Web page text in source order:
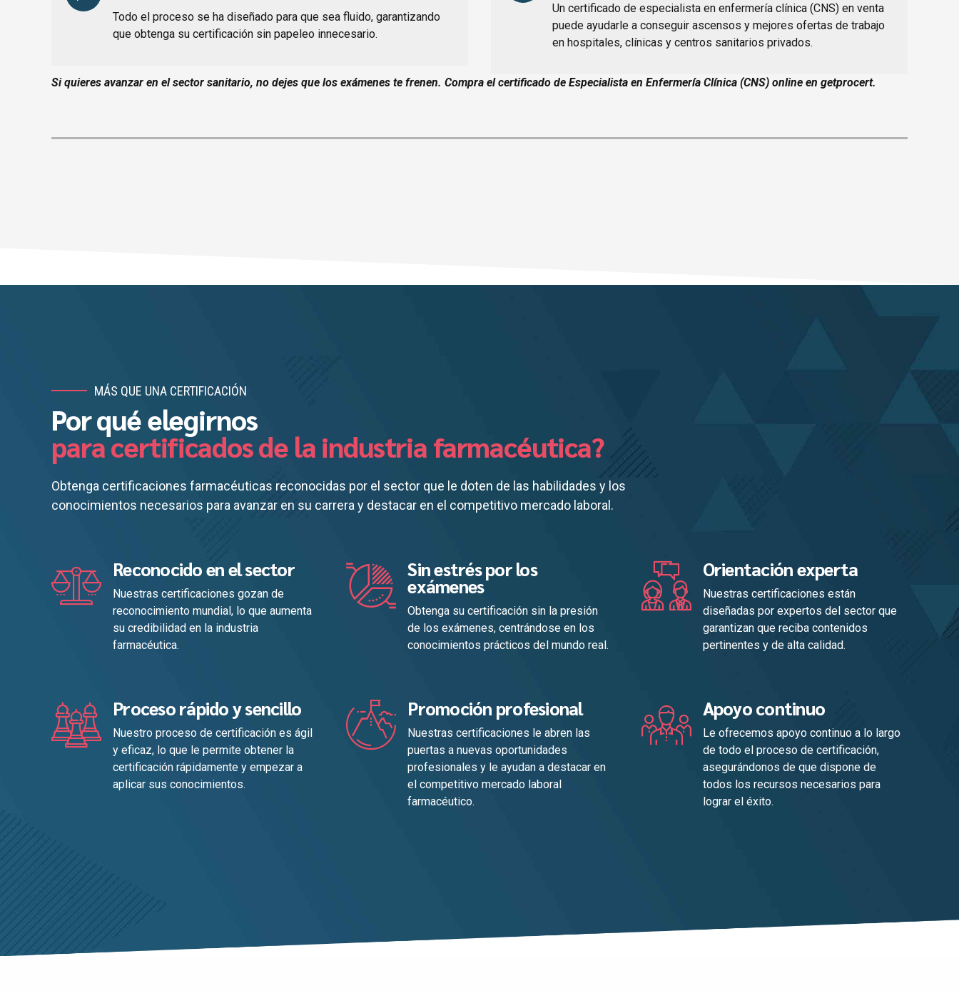
Todo el proceso se ha diseñado para que sea fluido, garantizando
que obtenga su certificación sin papeleo innecesario.
Un certificado de especialista en enfermería clínica (CNS) en venta
puede ayudarle a conseguir ascensos y mejores ofertas de trabajo
en hospitales, clínicas y centros sanitarios privados.
Si quieres avanzar en el sector sanitario, no dejes que los exámenes te frenen. Compra el certificado de Especialista en Enfermería Clínica (CNS) online en getprocert.
MÁS QUE UNA CERTIFICACIÓN
Por qué elegirnos
para certificados de la industria farmacéutica?
Obtenga certificaciones farmacéuticas reconocidas por el sector que le doten de las habilidades y los
conocimientos necesarios para avanzar en su carrera y destacar en el competitivo mercado laboral.
Reconocido en el sector
Nuestras certificaciones gozan de
reconocimiento mundial, lo que aumenta
su credibilidad en la industria
farmacéutica.
Sin estrés por los
exámenes
Obtenga su certificación sin la presión
de los exámenes, centrándose en los
conocimientos prácticos del mundo real.
Orientación experta
Nuestras certificaciones están
diseñadas por expertos del sector que
garantizan que reciba contenidos
pertinentes y de alta calidad.
Proceso rápido y sencillo
Nuestro proceso de certificación es ágil
y eficaz, lo que le permite obtener la
certificación rápidamente y empezar a
aplicar sus conocimientos.
Promoción profesional
Nuestras certificaciones le abren las
puertas a nuevas oportunidades
profesionales y le ayudan a destacar en
el competitivo mercado laboral
farmacéutico.
Apoyo continuo
Le ofrecemos apoyo continuo a lo largo
de todo el proceso de certificación,
asegurándonos de que dispone de
todos los recursos necesarios para
lograr el éxito.